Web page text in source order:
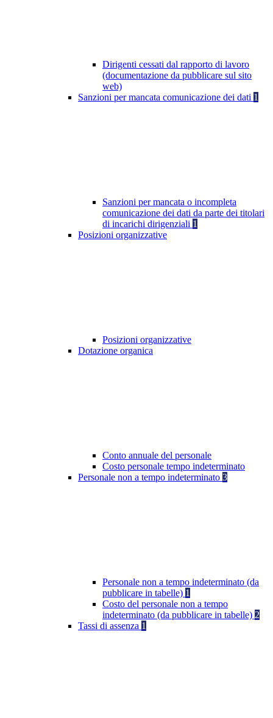
Dirigenti cessati dal rapporto di lavoro
(documentazione da pubblicare sul sito
web)
Sanzioni per mancata comunicazione dei dati 1
Sanzioni per mancata o incompleta
comunicazione dei dati da parte dei titolari
di incarichi dirigenziali 1
Posizioni organizzative
Posizioni organizzative
Dotazione organica
Conto annuale del personale
Costo personale tempo indeterminato
Personale non a tempo indeterminato 3
Personale non a tempo indeterminato (da
pubblicare in tabelle) 1
Costo del personale non a tempo
indeterminato (da pubblicare in tabelle) 2
Tassi di assenza 1